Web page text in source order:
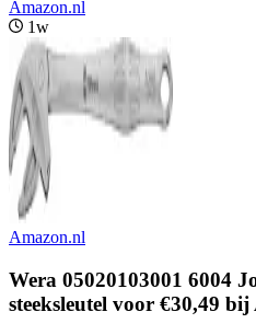
Amazon.nl
1w
Amazon.nl
Wera 05020103001 6004
steeksleutel voor €30,49 bij